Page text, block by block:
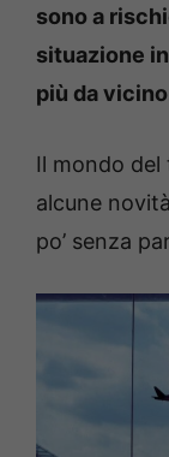
sono a
situazione
più da
Il mondo
alcune
po’ senza